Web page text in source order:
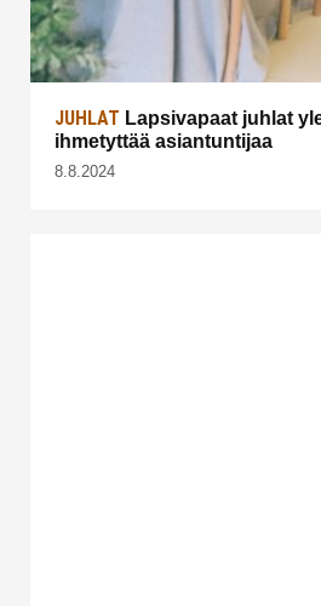
JUHLAT Lapsivapaat juhlat
ihmetyttää asiantuntijaa
8.8.2024